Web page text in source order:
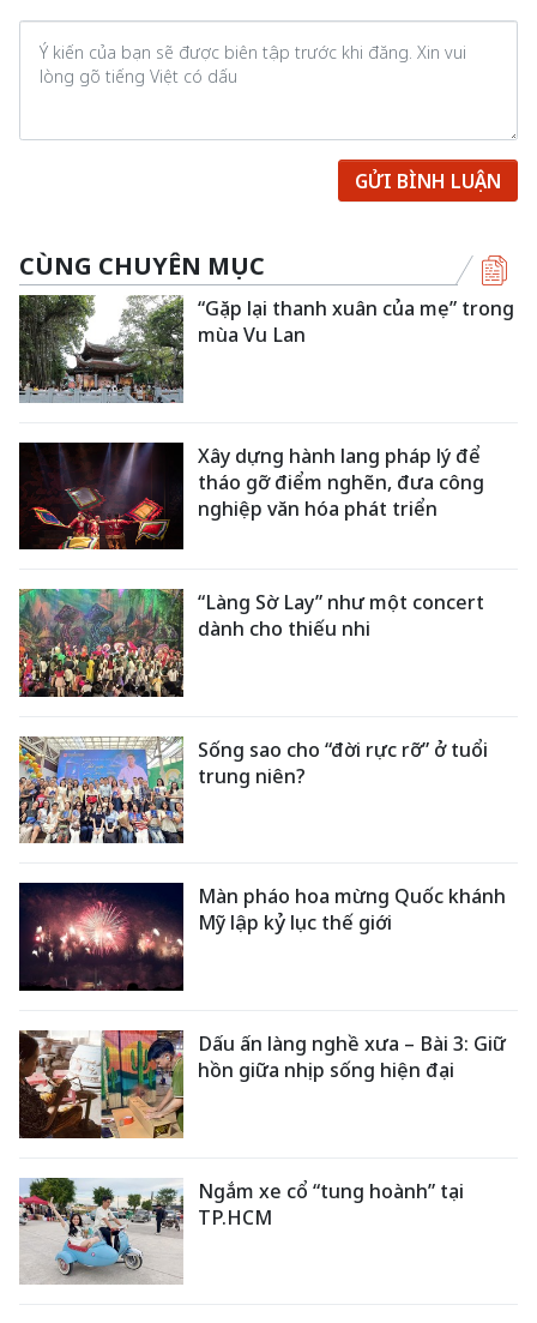
GỬI BÌNH LUẬN
CÙNG CHUYÊN MỤC
“Gặp lại thanh xuân của mẹ” trong
mùa Vu Lan
Xây dựng hành lang pháp lý để
tháo gỡ điểm nghẽn, đưa công
nghiệp văn hóa phát triển
“Làng Sờ Lay” như một concert
dành cho thiếu nhi
Sống sao cho “đời rực rỡ” ở tuổi
trung niên?
Màn pháo hoa mừng Quốc khánh
Mỹ lập kỷ lục thế giới
Dấu ấn làng nghề xưa – Bài 3: Giữ
hồn giữa nhịp sống hiện đại
Ngắm xe cổ “tung hoành” tại
TP.HCM